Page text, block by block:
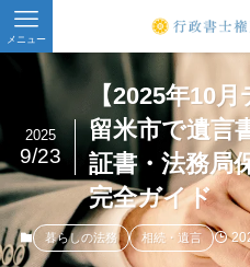
メニュー
【2025年10
留米市で遺言
証書・法務局
完全ガイド
2025
9/23
暮らしの法務 相続・遺言